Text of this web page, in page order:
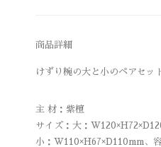
商品詳細
けずり椀の大と小のペアセッ
主 材：紫檀
サイズ：大：
小：W110×H67×D110mm、